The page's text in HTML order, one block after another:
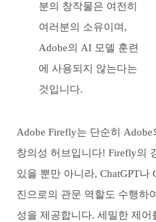
분의 창작물은 여전히
여러분의 소유이며,
Adobe의 AI 모델 훈련
에 사용되지 않는다는
것입니다.
Adobe Firefly는 단순히
창의성 허브입니다! Firefly의
있을 뿐만 아니라, ChatGPT
진으로의 관문 역할도 수행하
성을 제공합니다. 세밀한 제